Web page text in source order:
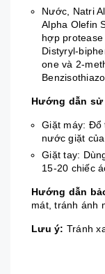
Nước, Natri
Alpha Olefin
hợp
Distyryl-
one và 2-
Hướng dẫn sử
Giặt máy: Đổ
nước giặt của
Giặt tay:
15-20 chiếc
Hướng dẫn
mát, tránh ánh
Lưu ý: Tránh